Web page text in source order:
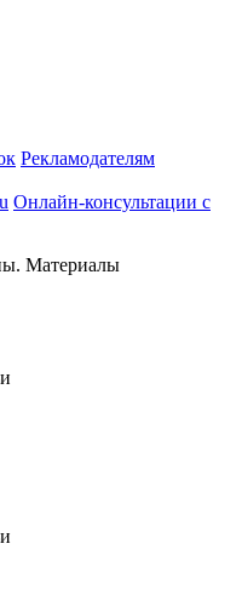
Рекламодателям
Онлайн-консультации с
Материалы